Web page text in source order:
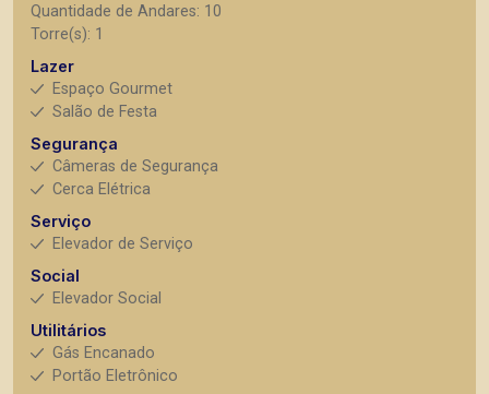
Quantidade de Andares: 10
Torre(s): 1
Lazer
Espaço Gourmet
Salão de Festa
Segurança
Câmeras de Segurança
Cerca Elétrica
Serviço
Elevador de Serviço
Social
Elevador Social
Utilitários
Gás Encanado
Portão Eletrônico